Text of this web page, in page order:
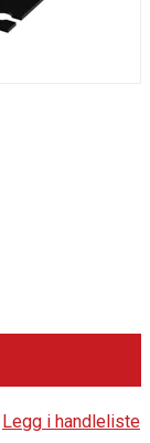
Legg i handleliste